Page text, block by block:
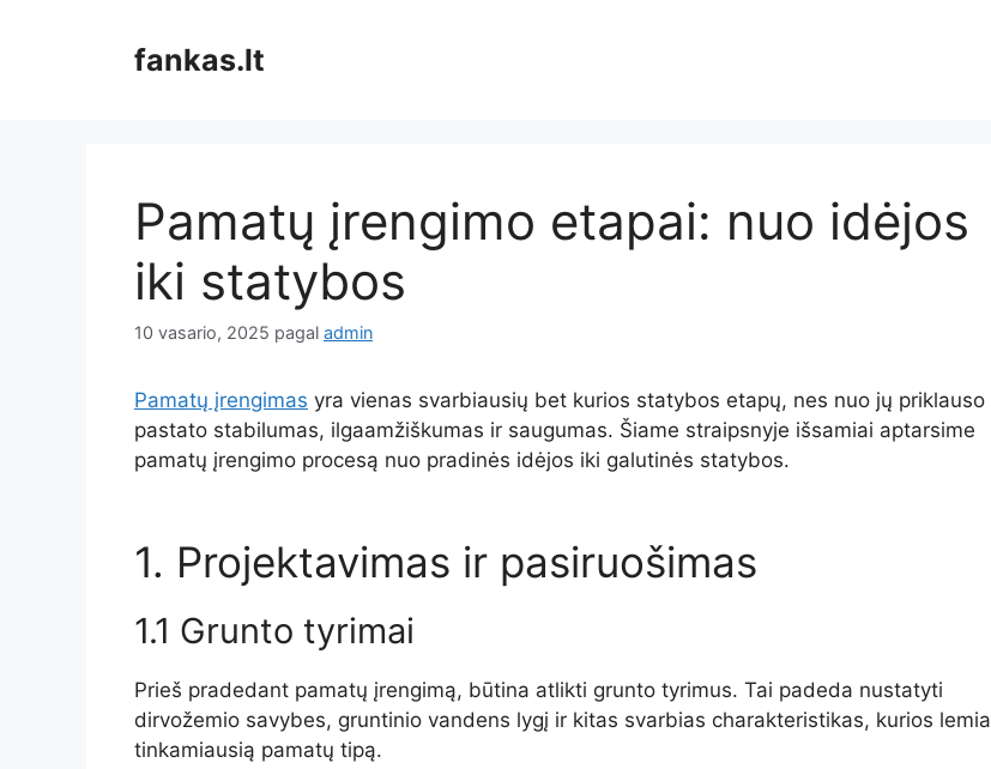
fankas.lt
Pamatų įrengimo etapai: nuo idėjos
iki statybos
10 vasario, 2025 pagal admin
Pamatų įrengimas yra vienas svarbiausių bet kurios statybos etapų, nes nuo jų priklauso
pastato stabilumas, ilgaamžiškumas ir saugumas. Šiame straipsnyje išsamiai aptarsime
pamatų įrengimo procesą nuo pradinės idėjos iki galutinės statybos.
1. Projektavimas ir pasiruošimas
1.1 Grunto tyrimai
Prieš pradedant pamatų įrengimą, būtina atlikti grunto tyrimus. Tai padeda nustatyti
dirvožemio savybes, gruntinio vandens lygį ir kitas svarbias charakteristikas, kurios lemia
tinkamiausią pamatų tipą.